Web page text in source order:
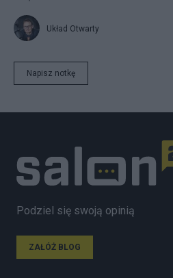
Układ Otwarty
Napisz notkę
Podziel się swoją opinią
ZAŁÓŻ BLOG